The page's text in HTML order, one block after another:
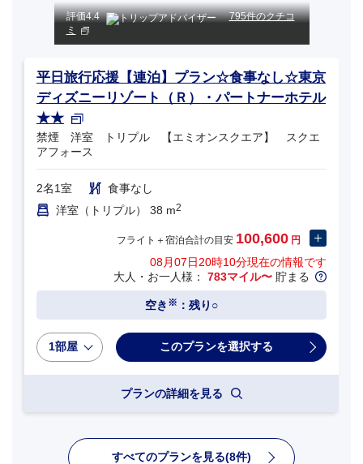
評価4.4
795件のクチコ
ミ
平日旅行応援【連泊】プラン☆食事なし☆東京
ディズニーリゾート（Ｒ）・パートナーホテル
★★
禁煙 洋室 トリプル 【エミオンスクエア】 スクエ
アフォース
2名1室
食事なし
洋室（トリプル） 38 m2
フライト＋宿泊合計の目安 100,600 円
08月07日20時10分現在の情報です
大人・お一人様： 783マイル〜 貯まる
空き ※ ：残り○
1部屋
プランの詳細を見る
すべてのプランを見る(8件)